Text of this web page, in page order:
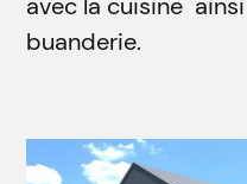
buanderie.